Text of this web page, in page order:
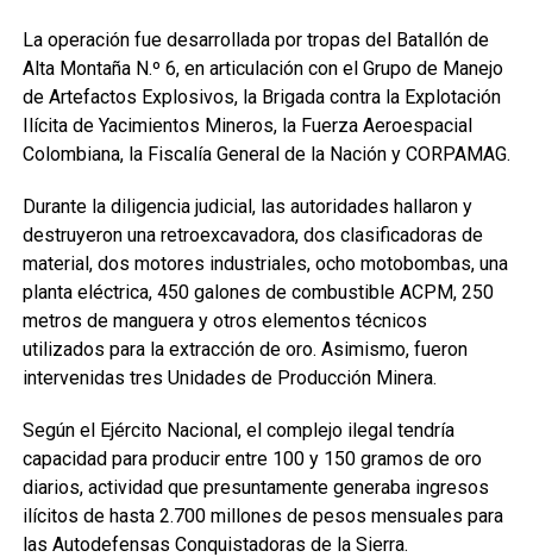
La operación fue desarrollada por tropas del Batallón de
Alta Montaña N.º 6, en articulación con el Grupo de Manejo
de Artefactos Explosivos, la Brigada contra la Explotación
Ilícita de Yacimientos Mineros, la Fuerza Aeroespacial
Colombiana, la Fiscalía General de la Nación y CORPAMAG.
Durante la diligencia judicial, las autoridades hallaron y
destruyeron una retroexcavadora, dos clasificadoras de
material, dos motores industriales, ocho motobombas, una
planta eléctrica, 450 galones de combustible ACPM, 250
metros de manguera y otros elementos técnicos
utilizados para la extracción de oro. Asimismo, fueron
intervenidas tres Unidades de Producción Minera.
Según el Ejército Nacional, el complejo ilegal tendría
capacidad para producir entre 100 y 150 gramos de oro
diarios, actividad que presuntamente generaba ingresos
ilícitos de hasta 2.700 millones de pesos mensuales para
las Autodefensas Conquistadoras de la Sierra.